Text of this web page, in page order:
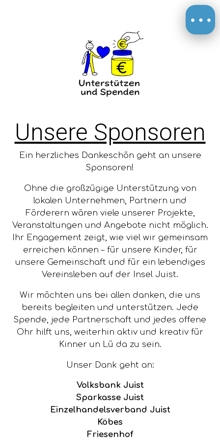
Unsere Sponsoren
Ein herzliches Dankeschön geht an unsere
Sponsoren!
Ohne die großzügige Unterstützung von
lokalen Unternehmen, Partnern und
Förderern wären viele unserer Projekte,
Veranstaltungen und Angebote nicht möglich.
Ihr Engagement zeigt, wie viel wir gemeinsam
erreichen können – für unsere Kinder, für
unsere Gemeinschaft und für ein lebendiges
Vereinsleben auf der Insel Juist.
Wir möchten uns bei allen danken, die uns
bereits begleiten und unterstützen. Jede
Spende, jede Partnerschaft und jedes offene
Ohr hilft uns, weiterhin aktiv und kreativ für
Kinner un Lü da zu sein.
Unser Dank geht an:
Volksbank Juist
Sparkasse Juist
Einzelhandelsverband Juist
Köbes
Friesenhof